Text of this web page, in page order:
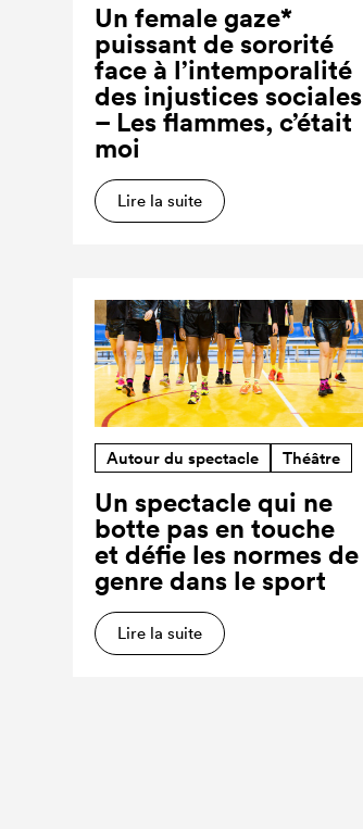
Un female gaze*
puissant de sororité
face à l’intemporalité
des injustices sociales
– Les flammes, c’était
moi
Lire la suite
Autour du spectacle Théâtre
Un spectacle qui ne
botte pas en touche
et défie les normes de
genre dans le sport
Lire la suite